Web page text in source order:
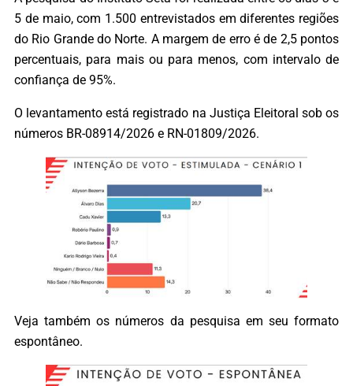
5 de maio, com 1.500 entrevistados em diferentes regiões
do Rio Grande do Norte. A margem de erro é de 2,5 pontos
percentuais, para mais ou para menos, com intervalo de
confiança de 95%.
O levantamento está registrado na Justiça Eleitoral sob os
números BR-08914/2026 e RN-01809/2026.
Veja também os números da pesquisa em seu formato
espontâneo.